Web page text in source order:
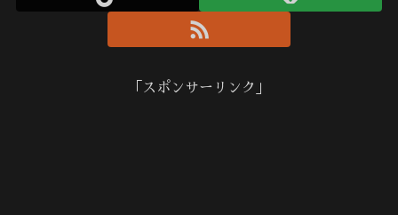
「スポンサーリンク」